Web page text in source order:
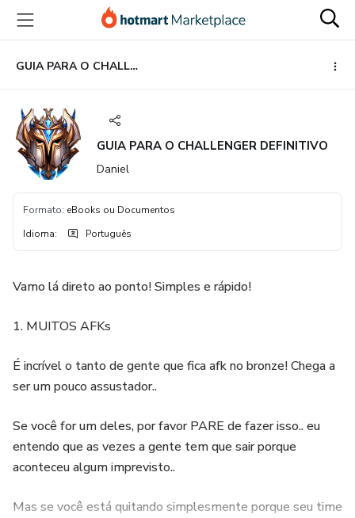
para
conteúdo
principal
para
pagamento
para
rodapé
GUIA PARA O CHALLENGER DEFINITIVO
GUIA PARA O CHALLENGER DEFINITIVO
Daniel
Formato: eBooks ou Documentos
Idioma: Português
Vamo lá direto ao ponto! Simples e rápido!
1. MUITOS AFKs
É incrível o tanto de gente que fica afk no bronze! Chega a
ser um pouco assustador..
Se você for um deles, por favor PARE de fazer isso.. eu
entendo que as vezes a gente tem que sair porque
aconteceu algum imprevisto..
Mas se você está quitando simplesmente porque seu time